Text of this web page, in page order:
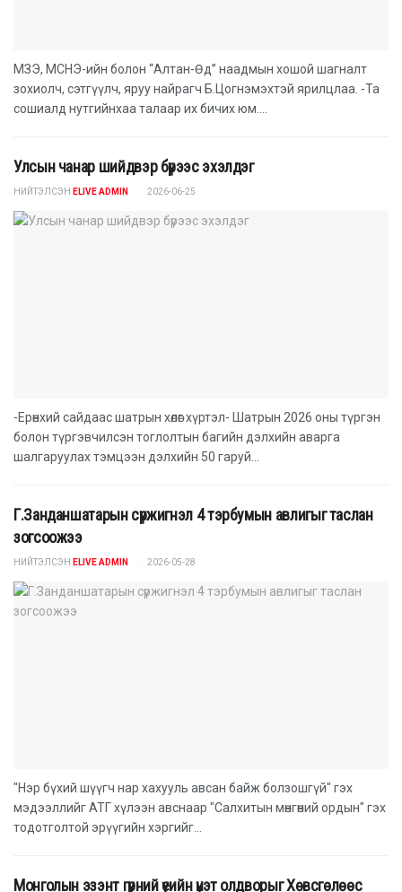
МЗЭ, МСНЭ-ийн болон “Алтан-Өд” наадмын хошой шагналт
зохиолч, сэтгүүлч, яруу найрагч Б.Цогнэмэхтэй ярилцлаа. -Та
сошиалд нутгийнхаа талаар их бичих юм....
Улсын чанар шийдвэр бүрээс эхэлдэг
НИЙТЭЛСЭН ELIVE ADMIN 2026-06-25
-Ерөнхий сайдаас шатрын хөлөг хүртэл- Шатрын 2026 оны түргэн
болон түргэвчилсэн тоглолтын багийн дэлхийн аварга
шалгаруулах тэмцээн дэлхийн 50 гаруй...
Г.Занданшатарын сүржигнэл 4 тэрбумын авлигыг таслан
зогсоожээ
НИЙТЭЛСЭН ELIVE ADMIN 2026-05-28
"Нэр бүхий шүүгч нар хахууль авсан байж болзошгүй" гэх
мэдээллийг АТГ хүлээн авснаар "Салхитын мөнгөний ордын" гэх
тодотголтой эрүүгийн хэргийг...
Монголын эзэнт гүрний үеийн үнэт олдворыг Хөвсгөлөөс